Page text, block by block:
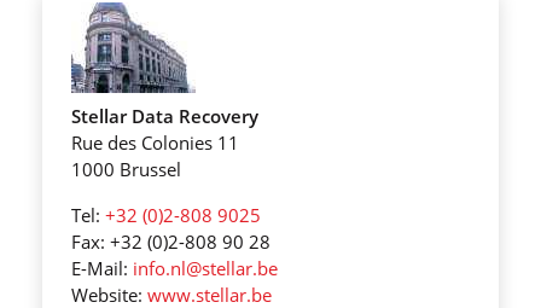
Stellar Data Recovery
Rue des Colonies 11
1000 Brussel
Tel:+32 (0)2-808 9025
Fax: +32 (0)2-808 90 28
E-Mail: info.nl@stellar.be
Website:www.stellar.be